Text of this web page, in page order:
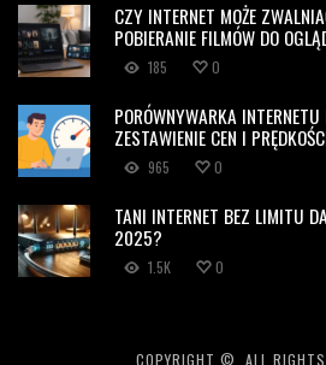
CZY INTERNET MOŻE
POBIERANIE FILMÓW DO
185 0
PORÓWNYWARKA
ZESTAWIENIE CEN I
965 0
TANI INTERNET BEZ LIMITU
2025?
1.5K 0
COPYRIGHT ©, ALL RIGHTS